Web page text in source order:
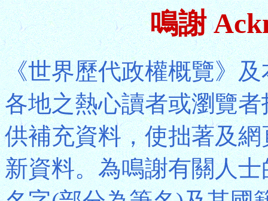
鳴謝
《世界歷代政權概覽》
各地之熱心讀者或瀏覽
供補充資料，使拙著及
新資料。為鳴謝有關人